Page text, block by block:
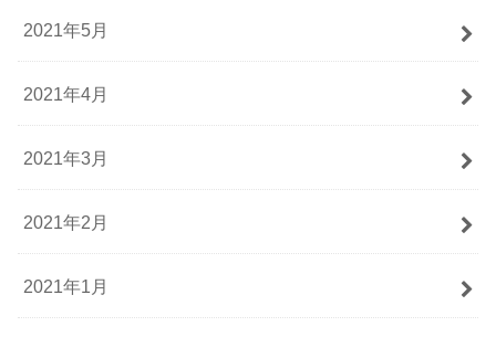
2021年5月
2021年4月
2021年3月
2021年2月
2021年1月